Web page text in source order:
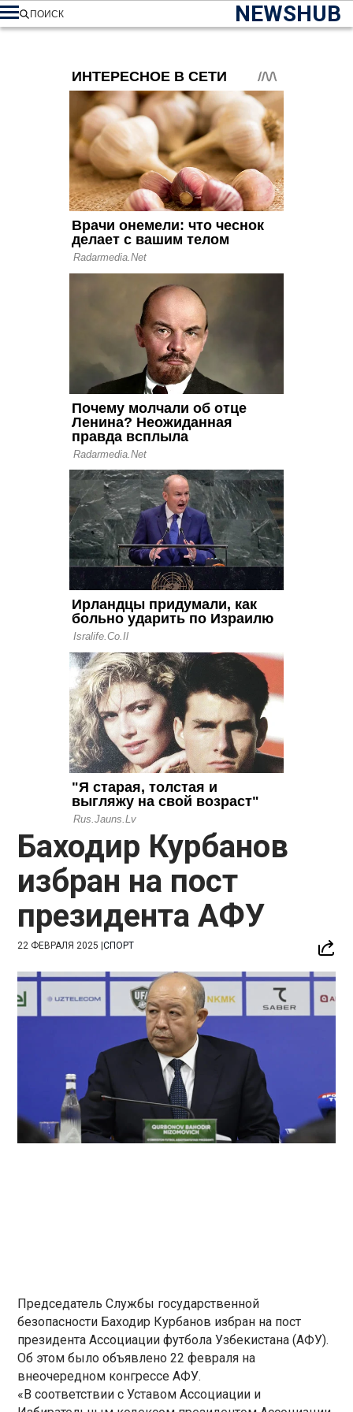
NEWSHUB
ПОИСК
Баходир Курбанов
избран на пост
президента АФУ
22 ФЕВРАЛЯ 2025 |СПОРТ
Председатель Службы государственной
безопасности Баходир Курбанов избран на пост
президента Ассоциации футбола Узбекистана (АФУ).
Об этом было объявлено 22 февраля на
внеочередном конгрессе АФУ.
«В соответствии с Уставом Ассоциации и